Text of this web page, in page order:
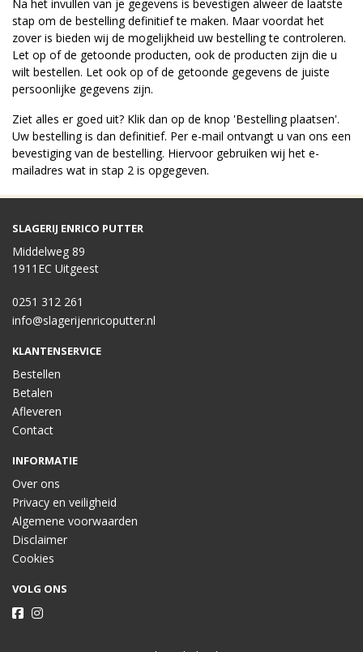
Na het invullen van je gegevens is bevestigen alweer de laatste
stap om de bestelling definitief te maken. Maar voordat het
zover is bieden wij de mogelijkheid uw bestelling te controleren.
Let op of de getoonde producten, ook de producten zijn die u
wilt bestellen. Let ook op of de getoonde gegevens de juiste
persoonlijke gegevens zijn.
Ziet alles er goed uit? Klik dan op de knop 'Bestelling plaatsen'.
Uw bestelling is dan definitief. Per e-mail ontvangt u van ons een
bevestiging van de bestelling. Hiervoor gebruiken wij het e-
mailadres wat in stap 2 is opgegeven.
SLAGERIJ ENRICO PUTTER
Middelweg 89
1911EC Uitgeest
0251 312 261
info@slagerijenricoputter.nl
KLANTENSERVICE
Bestellen
Betalen
Afleveren
Contact
INFORMATIE
Over ons
Privacy en veiligheid
Algemene voorwaarden
Disclaimer
Cookies
VOLG ONS